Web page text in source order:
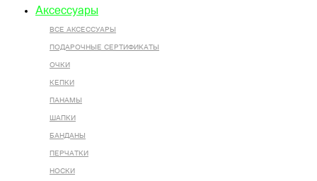
Аксессуары
ВСЕ AКСЕССУАРЫ
ПОДАРОЧНЫЕ СЕРТИФИКАТЫ
ОЧКИ
КЕПКИ
ПАНАМЫ
ШАПКИ
БАНДАНЫ
ПЕРЧАТКИ
НОСКИ